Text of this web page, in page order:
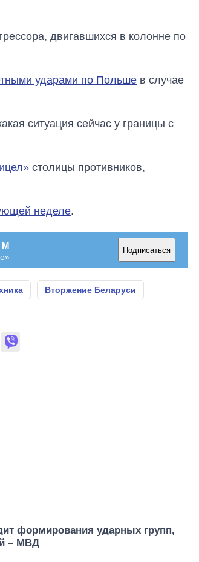
двигавшихся в колонне по
ударами по Польше в случае
ситуация сейчас у границы с
столицы противников,
неделе.
Подписаться
Вторжение Беларуси
формирования ударных групп,
– МВД
ударов по Украине